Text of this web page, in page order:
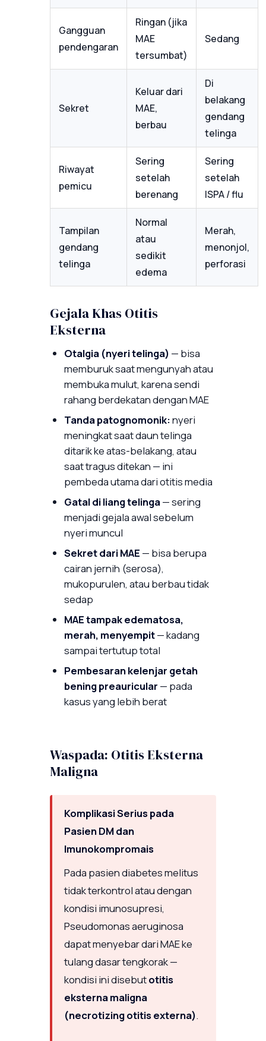
Gangguan
pendengaran
Ringan (jika
MAE
tersumbat)
Sedang
Sekret
Keluar dari
MAE,
berbau
Di
belakang
gendang
telinga
Riwayat
pemicu
Sering
setelah
berenang
Sering
setelah
ISPA / flu
Tampilan
gendang
telinga
Normal
atau
sedikit
edema
Merah,
menonjol,
perforasi
Gejala Khas Otitis
Eksterna
Otalgia (nyeri telinga) — bisa
memburuk saat mengunyah atau
membuka mulut, karena sendi
rahang berdekatan dengan MAE
Tanda patognomonik:nyeri
meningkat saat daun telinga
ditarik ke atas-belakang, atau
saat tragus ditekan — ini
pembeda utama dari otitis media
Gatal di liang telinga— sering
menjadi gejala awal sebelum
nyeri muncul
Sekret dari MAE — bisa berupa
cairan jernih (serosa),
mukopurulen, atau berbau tidak
sedap
MAE tampak edematosa,
merah, menyempit— kadang
sampai tertutup total
Pembesaran kelenjar getah
bening preauricular — pada
kasus yang lebih berat
Waspada: Otitis Eksterna
Maligna
Komplikasi Serius pada
Pasien DM dan
Imunokompromais
Pada pasien diabetes melitus
tidak terkontrol atau dengan
kondisi imunosupresi,
Pseudomonas aeruginosa
dapat menyebar dari MAE ke
tulang dasar tengkorak —
kondisi ini disebutotitis
eksterna maligna
(necrotizing otitis externa).